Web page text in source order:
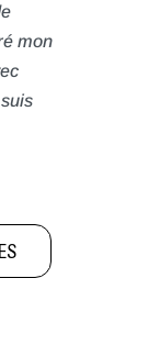
mon